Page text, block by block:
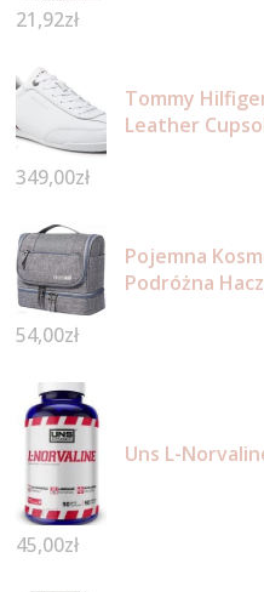
21,92zł
Tommy
Leather
349,00zł
Pojemna
Podróżna
54,00zł
Uns L-
45,00zł